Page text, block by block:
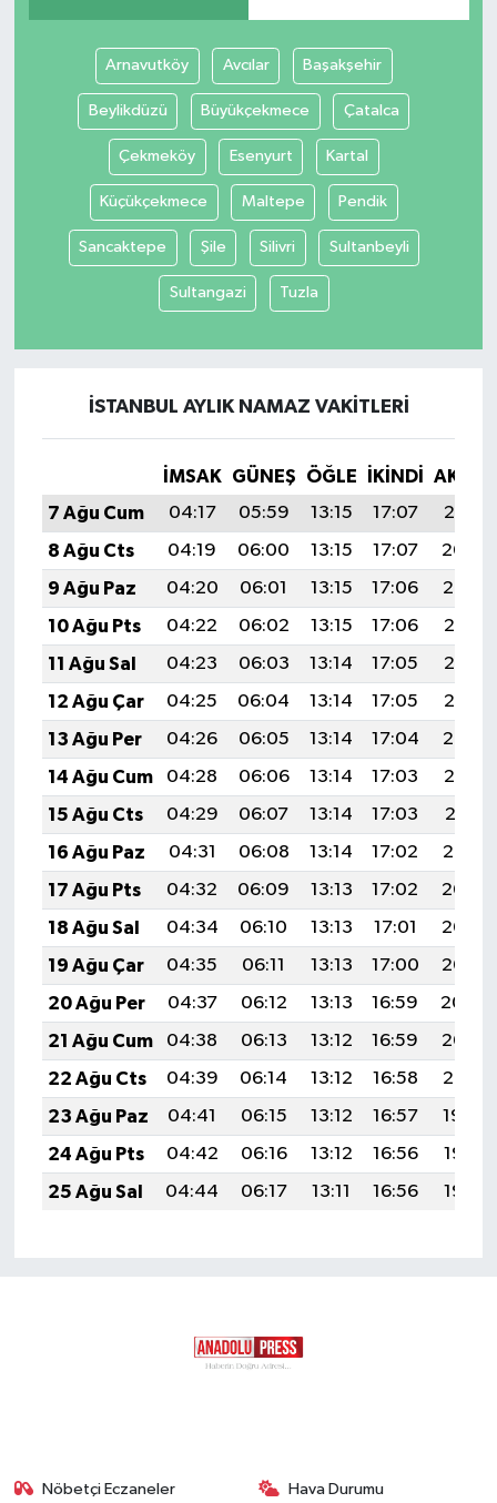
Arnavutköy Avcılar Başakşehir
Beylikdüzü Büyükçekmece Çatalca
Çekmeköy Esenyurt Kartal
Küçükçekmece Maltepe Pendik
Sancaktepe Şile Silivri Sultanbeyli
Sultangazi Tuzla
İSTANBUL AYLIK NAMAZ VAKITLERI
İMSAK GÜNEŞ ÖĞLE İKINDI
7 Ağu Cum
04:17 05:59 13:15 17:07
20:21
8 Ağu Cts
04:19 06:00 13:15 17:07
20:20
9 Ağu Paz
04:20 06:01 13:15 17:06
20:19
10 Ağu Pts
04:22 06:02 13:15 17:06
20:18
11 Ağu Sal
04:23 06:03 13:14 17:05
20:16
12 Ağu Çar
04:25 06:04 13:14 17:05
20:15
13 Ağu Per
04:26 06:05 13:14 17:04
20:14
14 Ağu Cum
04:28 06:06 13:14 17:03
20:12
15 Ağu Cts
04:29 06:07 13:14 17:03
20:11
16 Ağu Paz
04:31 06:08 13:14 17:02
20:10
17 Ağu Pts
04:32 06:09 13:13 17:02
20:08
18 Ağu Sal
04:34 06:10 13:13 17:01
20:07
19 Ağu Çar
04:35 06:11 13:13 17:00
20:05
20 Ağu Per
04:37 06:12 13:13 16:59
20:04
21 Ağu Cum
04:38 06:13 13:12 16:59
20:02
22 Ağu Cts
04:39 06:14 13:12 16:58
20:01
23 Ağu Paz
04:41 06:15 13:12 16:57
19:59
24 Ağu Pts
04:42 06:16 13:12 16:56
19:58
25 Ağu Sal
04:44 06:17 13:11 16:56 19:56
Nöbetçi Eczaneler Hava Durumu